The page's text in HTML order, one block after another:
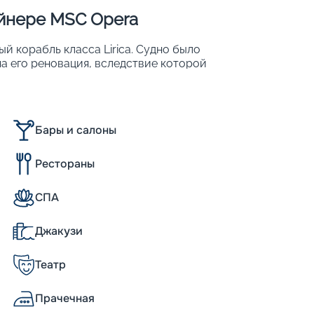
MSC Opera
корабль класса Lirica. Судно было
его реновация, вследствие которой
на роскошный плавучий 5-
оперы, и роскошные интерьеры в стиле
названию. Отделка в светлых
и мрамора, обилие зеркал и
изысканно элегантный интерьер.
Бары и салоны
Рестораны
СПА
Джакузи
Театр
Прачечная